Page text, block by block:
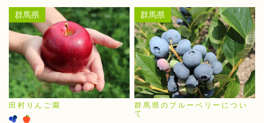
群馬県
田村りんご園
群馬県
群馬県のブルーベリーについ
て